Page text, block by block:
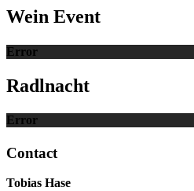
Wein Event
Error
Radlnacht
Error
Contact
Tobias Hase